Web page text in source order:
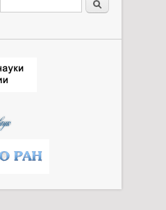
Форма поиска